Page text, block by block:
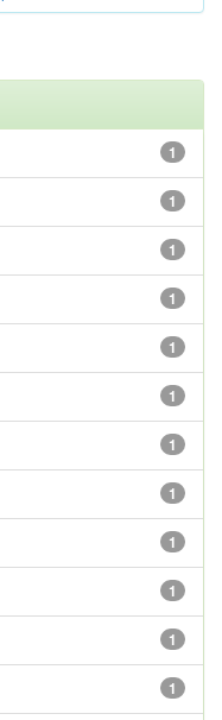
1
1
1
1
1
1
1
1
1
1
1
1